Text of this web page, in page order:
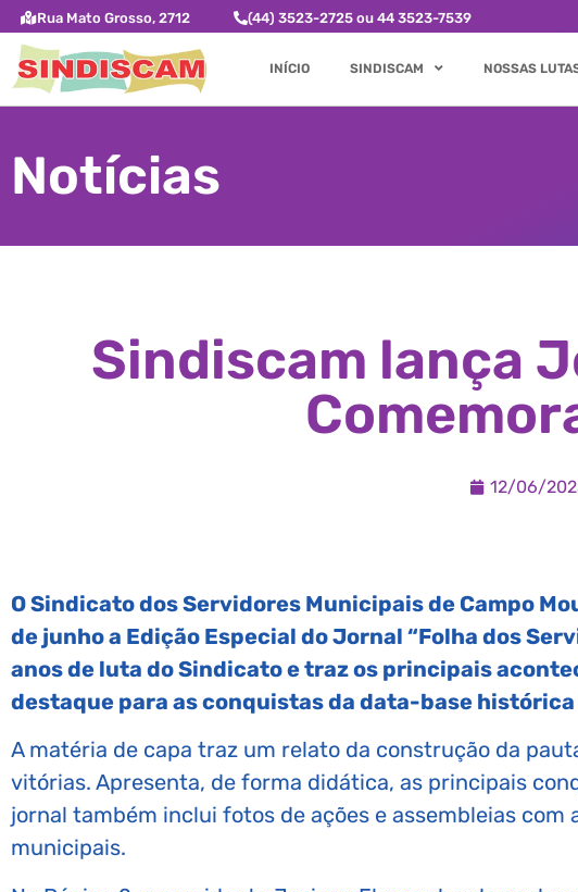
Rua Mato Grosso, 2712 (44) 3523-2725 ou 44 3523-7539
INÍCIO SINDISCAM NOSSAS
Notícias
Sindiscam lança
12/06/
O Sindicato dos Servidores Municipais de Campo
de junho a Edição Especial do Jornal “Folha dos
anos de luta do Sindicato e traz os principais
destaque para as conquistas da data-base
A matéria de capa traz um relato da construção da
vitórias. Apresenta, de forma didática, as principais
jornal também inclui fotos de ações e assembleias com
municipais.